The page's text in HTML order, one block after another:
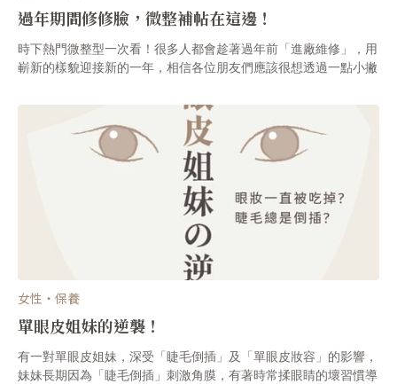
過年期間修修臉，微整補帖在這邊！
時下熱門微整型一次看！很多人都會趁著過年前「進廠維修」，用
嶄新的樣貌迎接新的一年，相信各位朋友們應該很想透過一點小撇
種微整，分享給各位參考，該如何依照自己的需求去做選擇！
女性・保養
單眼皮姐妹的逆襲！
有一對單眼皮姐妹，深受「睫毛倒插」及「單眼皮妝容」的影響，
妹妹長期因為「睫毛倒插」刺激角膜，有著時常揉眼睛的壞習慣導